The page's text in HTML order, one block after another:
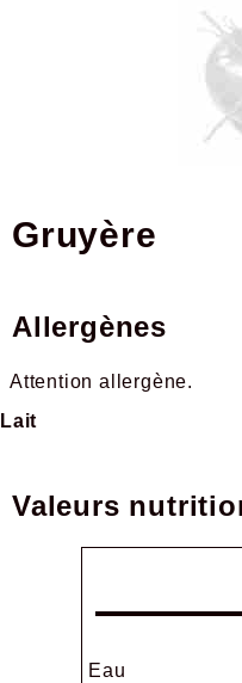
gruyère
Allergènes
Attention allergène.
Lait
Valeurs
Eau